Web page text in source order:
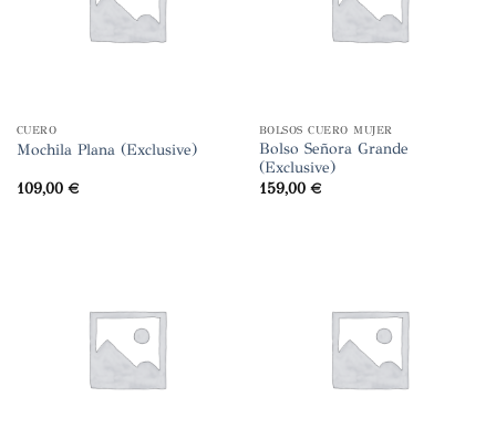
CUERO
Mochila Plana (Exclusive)
109,00 €
BOLSOS CUERO MUJER
Bolso Señora Grande
(Exclusive)
159,00 €